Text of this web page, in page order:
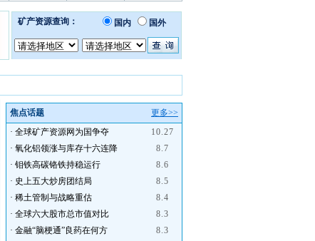
焦点话题
更多>>
· 全球矿产资源网为国争夺
10.27
· 氧化铝领涨与库存十六连降
8.7
· 钼铁高碳铬铁持稳运行
8.6
· 史上五大炒房团结局
8.5
· 稀土管制与战略重估
8.4
· 全球六大股市总市值对比
8.3
· 金融“脑梗通”良药在何方
8.3